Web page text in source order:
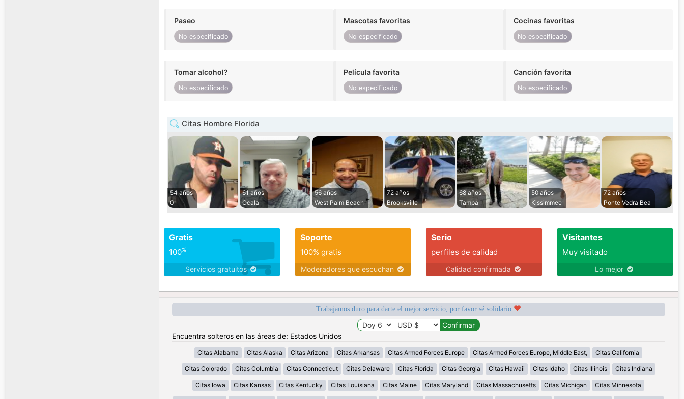
Paseo
No especificado
Mascotas favoritas
No especificado
Cocinas favoritas
No especificado
Tomar alcohol?
No especificado
Película favorita
No especificado
Canción favorita
No especificado
Citas Hombre Florida
54 años
0
61 años
Ocala
56 años
West Palm Beach
72 años
Brooksville
68 años
Tampa
50 años
Kissimmee
72 años
Ponte Vedra Bea
Gratis
100%
Servicios gratuitos
Soporte
100% gratis
Moderadores que escuchan
Serio
perfiles de calidad
Calidad confirmada
Visitantes
Muy visitado
Lo mejor
Trabajamos duro para darte el mejor servicio, por favor sé solidario
Encuentra solteros en las áreas de: Estados Unidos
Citas Alabama Citas Alaska Citas Arizona Citas Arkansas Citas Armed Forces Europe Citas Armed Forces Europe, Middle East, Citas California
Citas Colorado Citas Columbia Citas Connecticut Citas Delaware Citas Florida Citas Georgia Citas Hawaii Citas Idaho Citas Illinois Citas Indiana
Citas Iowa Citas Kansas Citas Kentucky Citas Louisiana Citas Maine Citas Maryland Citas Massachusetts Citas Michigan Citas Minnesota